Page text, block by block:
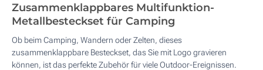
Zusammenklappbares Multifunktion-
Metallbesteckset für Camping
Ob beim Camping, Wandern oder Zelten, dieses
zusammenklappbare Besteckset, das Sie mit Logo gravieren
können, ist das perfekte Zubehör für viele Outdoor-Ereignissen.